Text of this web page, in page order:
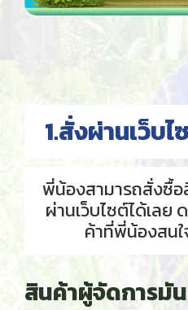
1.สั่งผ่านเว็บ
พี่น้องสามารถสั่งซื้
ผ่านเว็บไซต์ได้เล
ค้าที่พี่น้องสน
สินค้าผู้จัดการมัน